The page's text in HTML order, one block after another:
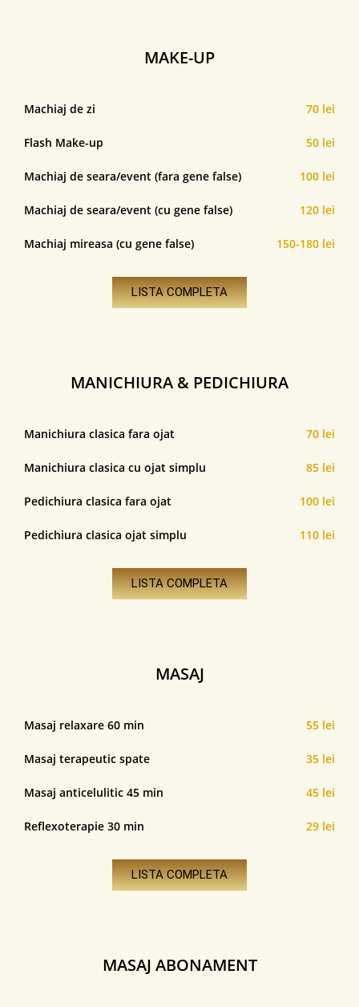
MAKE-UP
Machiaj de zi 70 lei
Flash Make-up 50 lei
Machiaj de seara/event (fara gene false) 100 lei
Machiaj de seara/event (cu gene false) 120 lei
Machiaj mireasa (cu gene false) 150-180 lei
LISTA COMPLETA
MANICHIURA & PEDICHIURA
Manichiura clasica fara ojat 70 lei
Manichiura clasica cu ojat simplu 85 lei
Pedichiura clasica fara ojat 100 lei
Pedichiura clasica ojat simplu 110 lei
LISTA COMPLETA
MASAJ
Masaj relaxare 60 min 55 lei
Masaj terapeutic spate 35 lei
Masaj anticelulitic 45 min 45 lei
Reflexoterapie 30 min 29 lei
LISTA COMPLETA
MASAJ ABONAMENT